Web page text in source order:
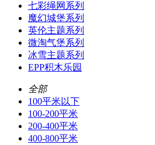
七彩绳网系列
魔幻城堡系列
英伦主题系列
微淘气堡系列
冰雪主题系列
EPP积木乐园
全部
100平米以下
100-200平米
200-400平米
400-800平米